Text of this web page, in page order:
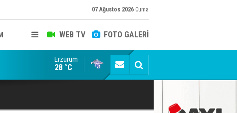
07 Ağustos 2026 Cuma
WEB TV FOTO GALERİ
Cumhurbaşkanı Erdoğan talimatı verdi! AK Parti 81
Erzurum
28 °C